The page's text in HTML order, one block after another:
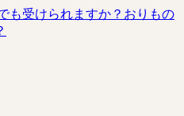
も受けられますか？おりもの